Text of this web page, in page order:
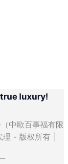
luxury!
中歐百事福有限
- 版权所有 |